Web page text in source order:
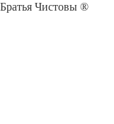
Братья Чистовы ®